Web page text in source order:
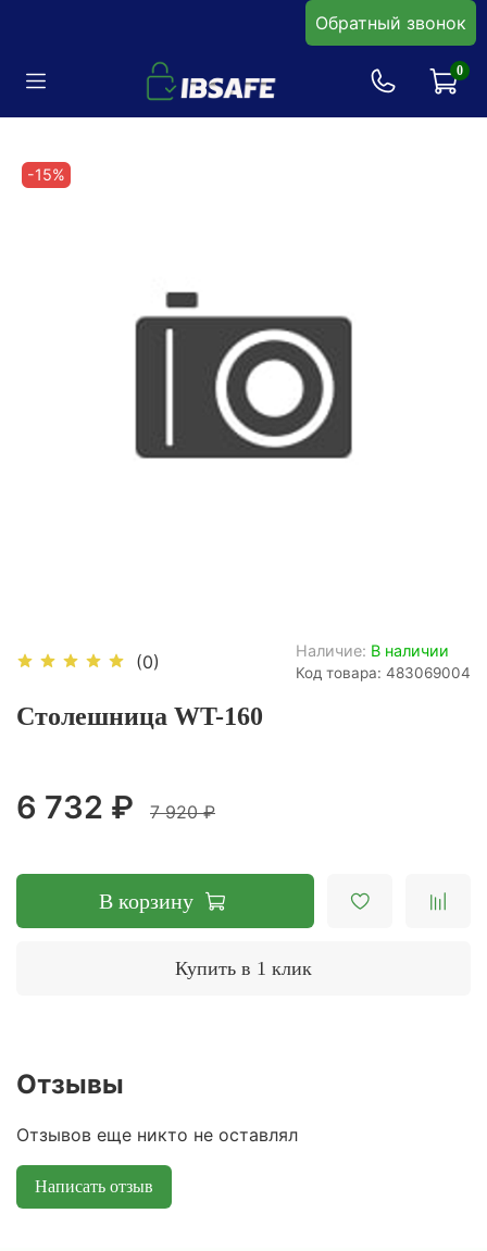
Обратный звонок
0
-15%
(0)
Наличие: В наличии
Код товара: 483069004
Столешница WT-160
6 732 ₽ 7 920 ₽
В корзину
Купить в 1 клик
Отзывы
Отзывов еще никто не оставлял
Написать отзыв